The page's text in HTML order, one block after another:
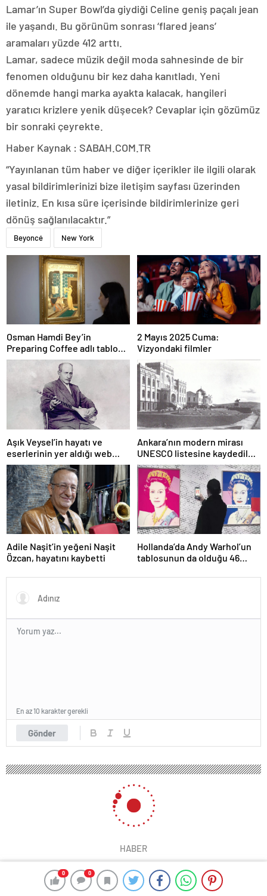
0 0
Lamar’ın Super Bowl’da giydiği Celine geniş paçalı jean
ile yaşandı. Bu görünüm sonrası ‘flared jeans’
aramaları yüzde 412 arttı.
Lamar, sadece müzik değil moda sahnesinde de bir
fenomen olduğunu bir kez daha kanıtladı. Yeni
dönemde hangi marka ayakta kalacak, hangileri
yaratıcı krizlere yenik düşecek? Cevaplar için gözümüz
bir sonraki çeyrekte.
Haber Kaynak : SABAH.COM.TR
“Yayınlanan tüm haber ve diğer içerikler ile ilgili olarak
yasal bildirimlerinizi bize iletişim sayfası üzerinden
iletiniz. En kısa süre içerisinde bildirimlerinize geri
dönüş sağlanılacaktır.”
Beyoncé New York
Osman Hamdi Bey’in
Preparing Coffee adlı tablosu
75 milyon liraya satışa
sunuldu
2 Mayıs 2025 Cuma:
Vizyondaki filmler
Aşık Veysel’in hayatı ve
eserlerinin yer aldığı web
portalı hizmete girdi
Ankara’nın modern mirası
UNESCO listesine kaydedildi;
Türkiye’nin listedeki varlık
sayısı 80 oldu
Adile Naşit’in yeğeni Naşit
Özcan, hayatını kaybetti
Hollanda’da Andy Warhol’un
tablosunun da olduğu 46
Gönder
En az 10 karakter gerekli
HABER